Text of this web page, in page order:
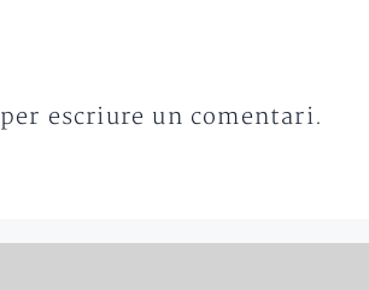
per escriure un comentari.